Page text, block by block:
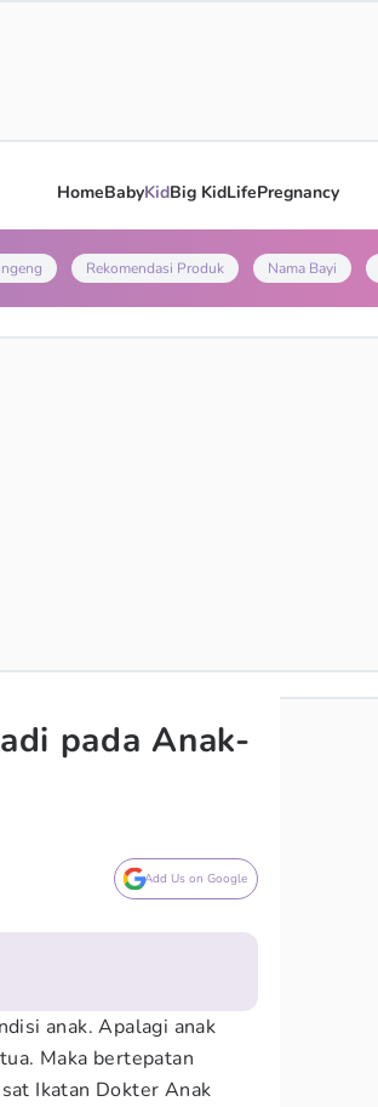
HomeBabyKidBig KidLifePregnancy
Rekomendasi Produk Nama Bayi
pada Anak-
Add Us on Google
anak. Apalagi anak
Maka bertepatan
Ikatan Dokter Anak